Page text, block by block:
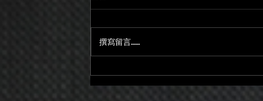
重要的原來是這個
撰寫留言......